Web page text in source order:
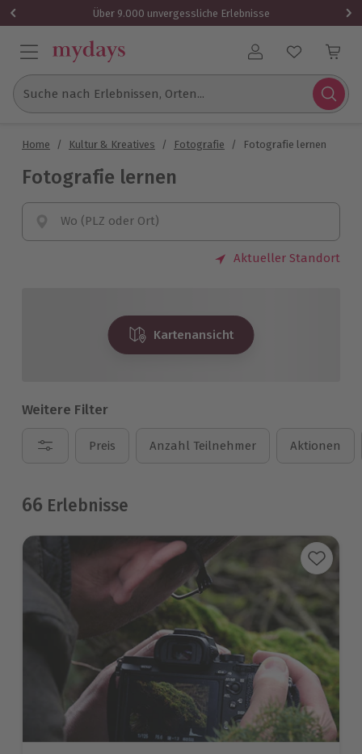
Über 9.000 unvergessliche Erlebnisse
Benutzerkonto
Suche nach Erlebnissen, Orten...
Home / Kultur & Kreatives / Fotografie / Fotografie lernen
Fotografie lernen
Wo (PLZ oder Ort)
Aktueller Standort
Kartenansicht
Weitere Filter
Preis Anzahl Teilnehmer Aktionen
66 Erlebnisse